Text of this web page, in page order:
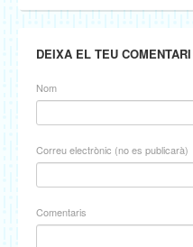
DEIXA EL TEU COMENTARI
Nom
Correu electrònic (no es publicarà)
Comentaris